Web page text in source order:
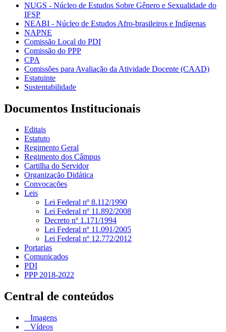
NUGS - Núcleo de Estudos Sobre Gênero e Sexualidade do
IFSP
NEABI - Núcleo de Estudos Afro-brasileiros e Indígenas
NAPNE
Comissão Local do PDI
Comissão do PPP
CPA
Comissões para Avaliação da Atividade Docente (CAAD)
Estatuinte
Sustentabilidade
Documentos Institucionais
Editais
Estatuto
Regimento Geral
Regimento dos Câmpus
Cartilha do Servidor
Organização Didática
Convocações
Leis
Lei Federal nº 8.112/1990
Lei Federal nº 11.892/2008
Decreto nº 1.171/1994
Lei Federal nº 11.091/2005
Lei Federal nº 12.772/2012
Portarias
Comunicados
PDI
PPP 2018-2022
Central de conteúdos
Imagens
Vídeos